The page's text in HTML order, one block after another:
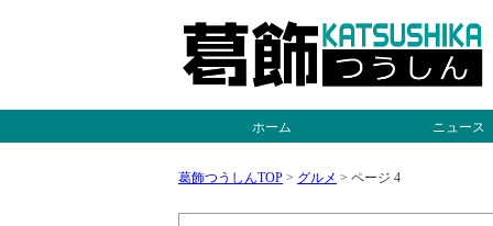
ホーム ニュース
葛飾つうしんTOP > グルメ > ページ 4